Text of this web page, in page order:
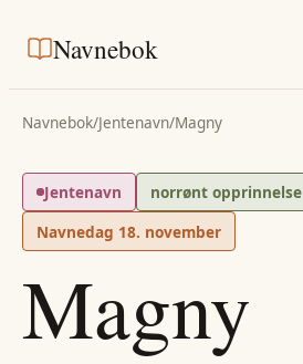
Navnebok
Navnebok/Jentenavn/Magny
Jentenavn
norrønt opprinnelse
Navnedag 18. november
Magny